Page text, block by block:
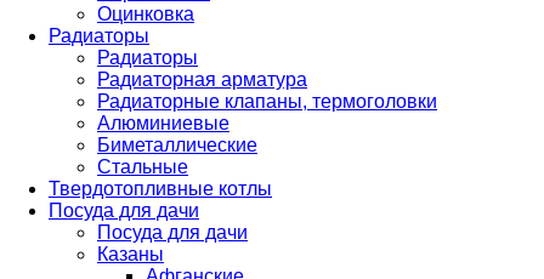
Оцинковка
Радиаторы
Радиаторы
Радиаторная арматура
Радиаторные клапаны, термоголовки
Алюминиевые
Биметаллические
Стальные
Твердотопливные котлы
Посуда для дачи
Посуда для дачи
Казаны